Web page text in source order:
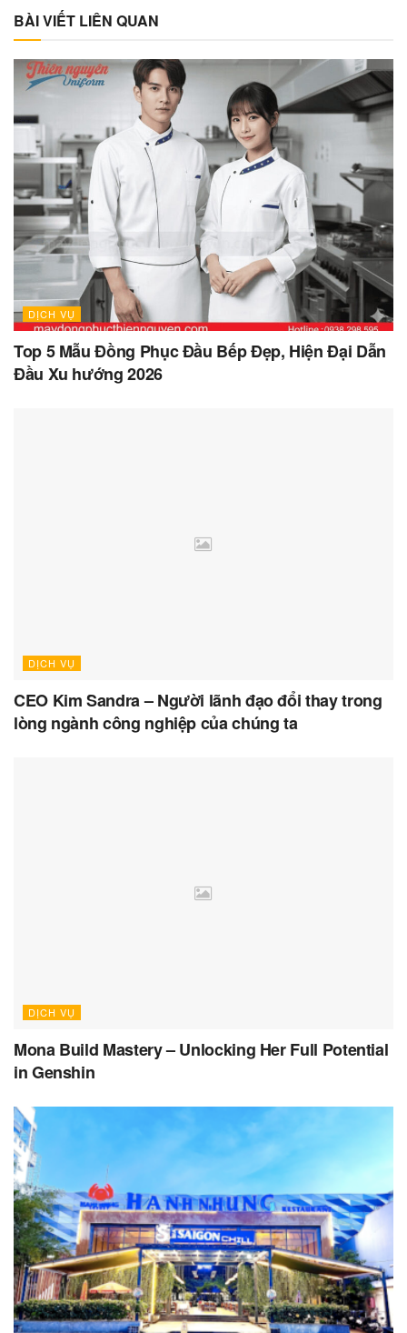
BÀI VIẾT LIÊN QUAN
DỊCH VỤ
Top 5 Mẫu Đồng Phục Đầu Bếp Đẹp, Hiện Đại Dẫn
Đầu Xu hướng 2026
DỊCH VỤ
CEO Kim Sandra – Người lãnh đạo đổi thay trong
lòng ngành công nghiệp của chúng ta
DỊCH VỤ
Mona Build Mastery – Unlocking Her Full Potential
in Genshin